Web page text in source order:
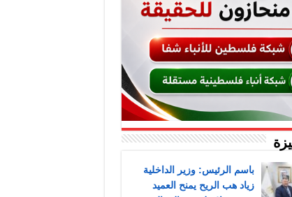
باسم الرئيس: وزير الداخلية
زياد هب الريح يمنح العميد